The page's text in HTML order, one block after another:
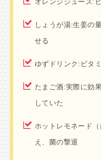
しょうが湯:生姜の
せる
ゆずドリンク:ビタ
たまご酒:実際に効
していた
ホットレモネード
え、菌の撃退